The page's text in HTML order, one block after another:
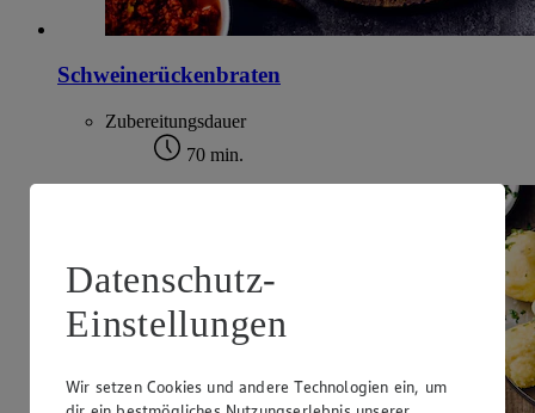
Schweinerückenbraten
Zubereitungsdauer
70 min.
Datenschutz-
Einstellungen
Wir setzen Cookies und andere Technologien ein, um